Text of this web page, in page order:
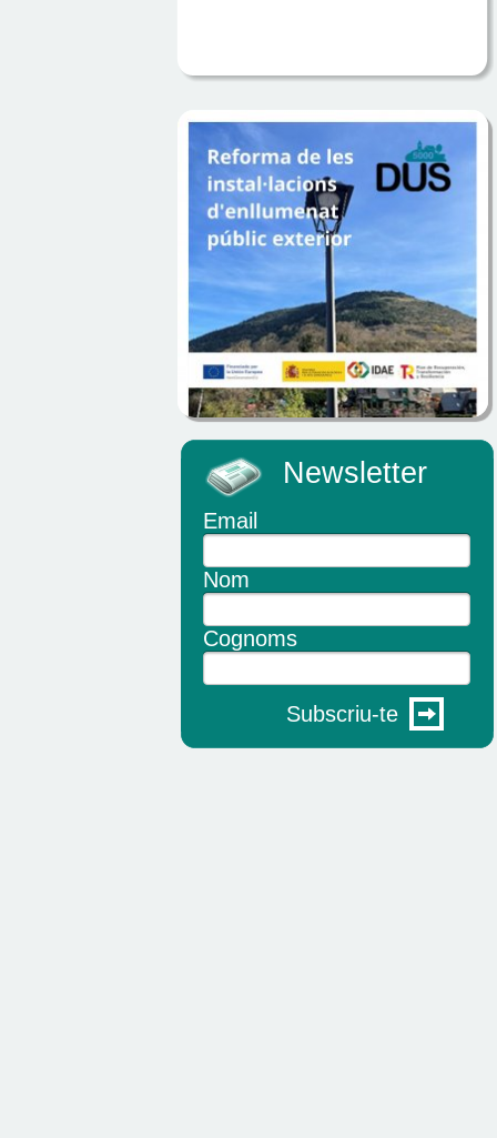
Newsletter
Email
Nom
Cognoms
Subscriu-te